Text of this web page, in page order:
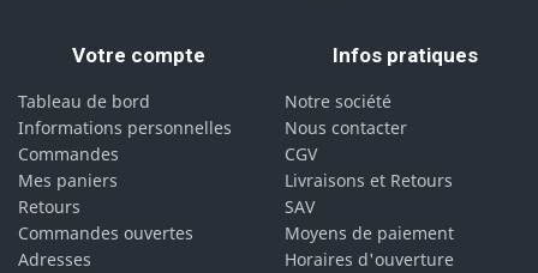
Votre compte
Tableau de bord
Informations personnelles
Commandes
Mes paniers
Retours
Commandes ouvertes
Adresses
Infos pratiques
Notre société
Nous contacter
CGV
Livraisons et Retours
SAV
Moyens de paiement
Horaires d'ouverture